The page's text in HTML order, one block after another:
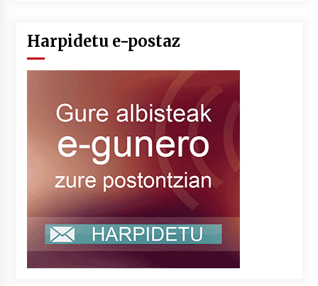
Harpidetu e-postaz